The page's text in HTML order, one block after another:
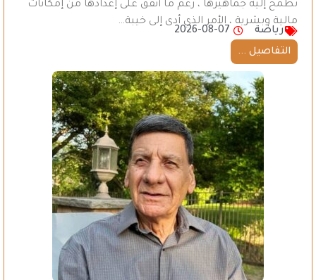
تطمح إليه جماهيرها ، رغم ما أُنفق على إعدادها من إمكانات
مالية وبشرية ، الأمر الذي أدى إلى خيبة…
رياضة
2026-08-07
التفاصيل ...